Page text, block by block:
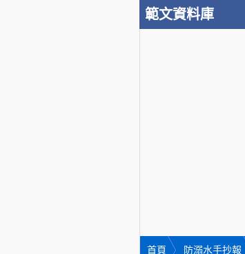
範文資料庫
首頁 防溺水手抄報